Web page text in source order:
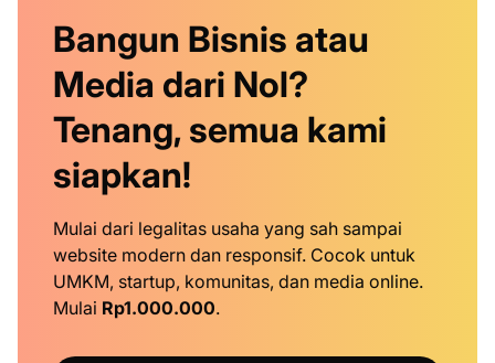
Bangun Bisnis atau
Media dari Nol?
Tenang, semua kami
siapkan!
Mulai dari legalitas usaha yang sah sampai
website modern dan responsif. Cocok untuk
UMKM, startup, komunitas, dan media online.
Mulai Rp1.000.000.